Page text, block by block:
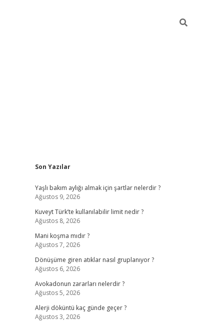
Sidebar
Son Yazılar
Yaşlı bakım aylığı almak için şartlar nelerdir ?
Ağustos 9, 2026
Kuveyt Türk’te kullanılabilir limit nedir ?
Ağustos 8, 2026
Mani koşma mıdır ?
Ağustos 7, 2026
Dönüşüme giren atıklar nasıl gruplanıyor ?
Ağustos 6, 2026
Avokadonun zararları nelerdir ?
Ağustos 5, 2026
Alerji döküntü kaç günde geçer ?
Ağustos 3, 2026